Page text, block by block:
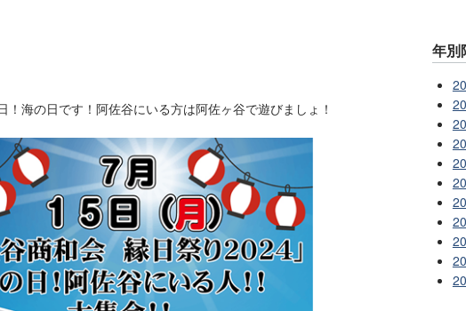
海の日です！阿佐谷にいる方は阿佐ヶ谷で遊びましょ！
年別